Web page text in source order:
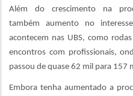
Além do crescimento na
também aumento no
acontecem nas UBS, como
encontros com profissionais,
passou de quase 62 mil para 157
Embora tenha aumentado a